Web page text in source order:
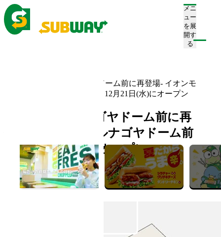
メニ
ュー
を展
開す
る
-サブウェイがナゴヤドーム前に再登場- イオンモ
ールナゴヤドーム前店 12月21日(水)にオープン
-サブウェイがナゴヤドーム前に再
登場- イオンモールナゴヤドーム前
店 12月21日(水)にオープン
2022.12.20
新店舗情報